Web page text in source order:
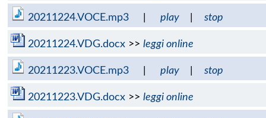
20211224.VOCE.mp3 play stop
20211224.VDG.docx >> leggi online
20211223.VOCE.mp3 play stop
20211223.VDG.docx >> leggi online